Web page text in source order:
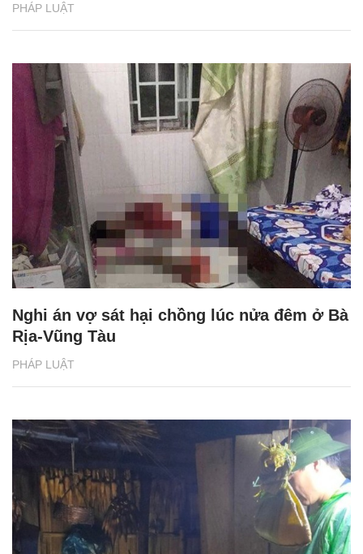
PHÁP LUẬT
PHÁP LUẬT
Nghi án vợ sát hại chồng lúc nửa đêm ở Bà
Rịa-Vũng Tàu